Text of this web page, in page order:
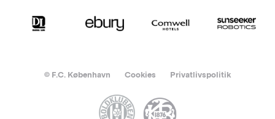
© F.C. København Cookies Privatlivspolitik